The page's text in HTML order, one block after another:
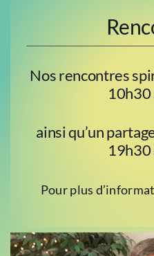
Nos rencontres
10h30
ainsi qu’un
19h30
Pour plus